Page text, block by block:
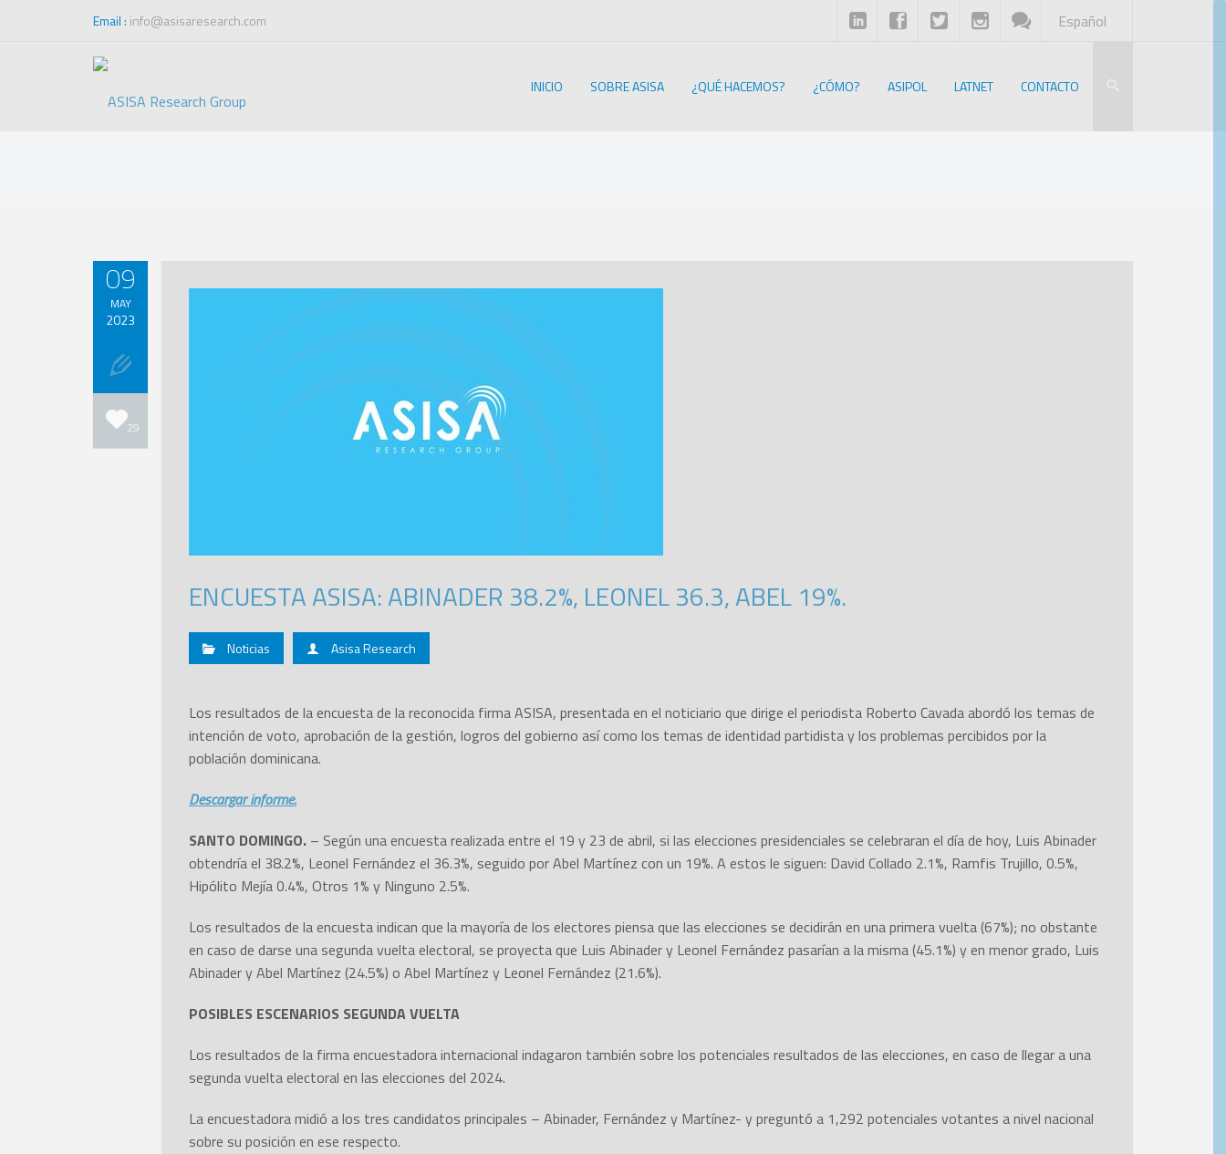
Email : info@asisaresearch.com Español
INICIO SOBRE ASISA ¿QUÉ HACEMOS? ¿CÓMO? ASIPOL LATNET CONTACTO
09
MAY
2023
29
ENCUESTA ASISA: ABINADER 38.2%, LEONEL 36.3, ABEL 19%.
Noticias Asisa Research
Los resultados de la encuesta de la reconocida firma ASISA, presentada en el noticiario que dirige el periodista Roberto Cavada abordó los temas de
intención de voto, aprobación de la gestión, logros del gobierno así como los temas de identidad partidista y los problemas percibidos por la
población dominicana.
Descargar informe.
SANTO DOMINGO. – Según una encuesta realizada entre el 19 y 23 de abril, si las elecciones presidenciales se celebraran el día de hoy, Luis Abinader
obtendría el 38.2%, Leonel Fernández el 36.3%, seguido por Abel Martínez con un 19%. A estos le siguen: David Collado 2.1%, Ramfis Trujillo, 0.5%,
Hipólito Mejía 0.4%, Otros 1% y Ninguno 2.5%.
Los resultados de la encuesta indican que la mayoría de los electores piensa que las elecciones se decidirán en una primera vuelta (67%); no obstante
en caso de darse una segunda vuelta electoral, se proyecta que Luis Abinader y Leonel Fernández pasarían a la misma (45.1%) y en menor grado, Luis
Abinader y Abel Martínez (24.5%) o Abel Martínez y Leonel Fernández (21.6%).
POSIBLES ESCENARIOS SEGUNDA VUELTA
Los resultados de la firma encuestadora internacional indagaron también sobre los potenciales resultados de las elecciones, en caso de llegar a una
segunda vuelta electoral en las elecciones del 2024.
La encuestadora midió a los tres candidatos principales – Abinader, Fernández y Martínez- y preguntó a 1,292 potenciales votantes a nivel nacional
sobre su posición en ese respecto.